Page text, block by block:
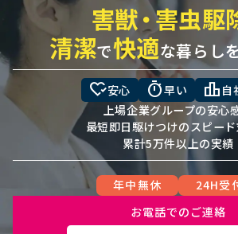
害獣・害虫駆
清潔で快適な暮らし
heart_check安心 timer早い leaderboard 自
上場企業グループの安心
最短即日駆けつけのスピード
累計5万件以上の実績
年中無休
24H受
お電話でのご連絡